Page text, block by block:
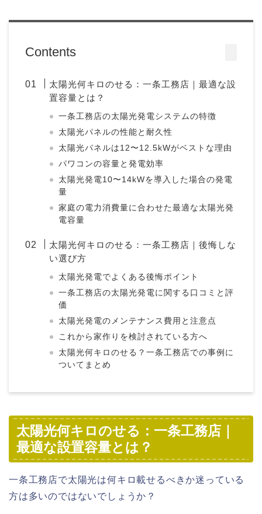
Contents
太陽光何キロのせる：一条工務店｜最適な設
置容量とは？
一条工務店の太陽光発電システムの特徴
太陽光パネルの性能と耐久性
太陽光パネルは12〜12.5kWがベストな理由
パワコンの容量と発電効率
太陽光発電10〜14kWを導入した場合の発電
量
家庭の電力消費量に合わせた最適な太陽光発
電容量
太陽光何キロのせる：一条工務店｜後悔しな
い選び方
太陽光発電でよくある後悔ポイント
一条工務店の太陽光発電に関する口コミと評
価
太陽光発電のメンテナンス費用と注意点
これから家作りを検討されている方へ
太陽光何キロのせる？一条工務店での事例に
ついてまとめ
太陽光何キロのせる：一条工務店｜
最適な設置容量とは？
一条工務店で太陽光は何キロ載せるべきか迷っている
方は多いのではないでしょうか？